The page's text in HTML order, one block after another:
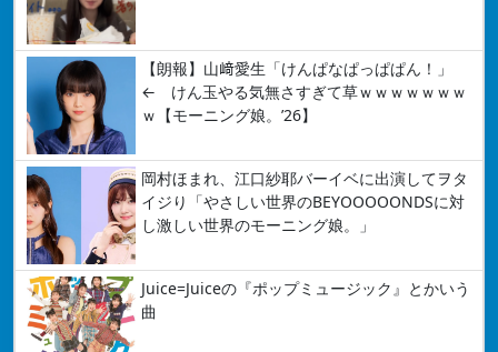
【朗報】山﨑愛生「けんぱなぱっぱぱん！」
← けん玉やる気無さすぎて草ｗｗｗｗｗｗｗ
ｗ【モーニング娘。’26】
岡村ほまれ、江口紗耶バーイベに出演してヲタ
イジり「やさしい世界のBEYOOOOONDSに対
し激しい世界のモーニング娘。」
Juice=Juiceの『ポップミュージック』とかいう
曲